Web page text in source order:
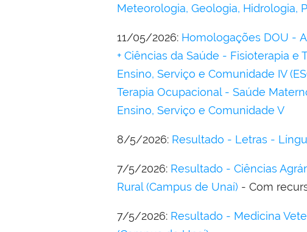
Meteorologia, Geologia, Hidrologia,
11/05/2026: Homologações DOU -
+ Ciências da Saúde - Fisioterapia
Ensino, Serviço e Comunidade IV
Terapia Ocupacional - Saúde
Ensino, Serviço e Comunidade V
8/5/2026: Resultado - Letras -
7/5/2026: Resultado - Ciências
Rural (Campus de Unaí) - Com
7/5/2026: Resultado - Medicina